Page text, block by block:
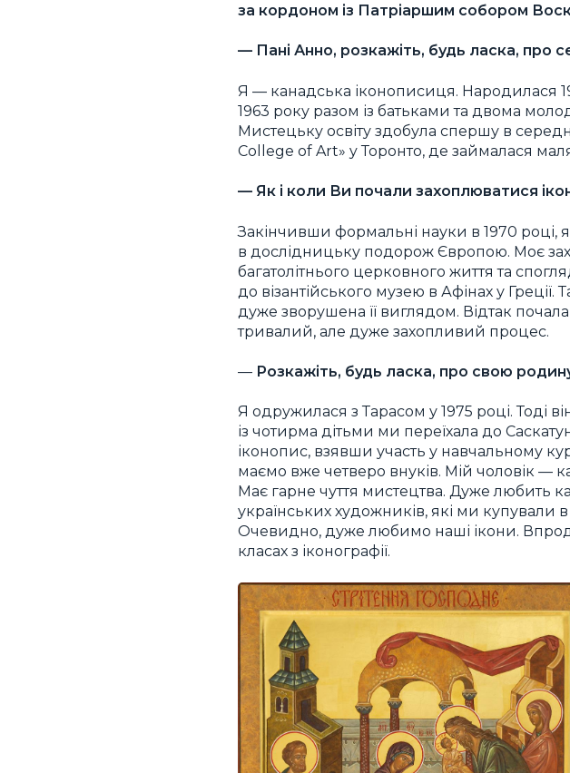
за кордоном із Патріаршим собором
— Пані Анно, розкажіть, будь ласка, про
Я — канадська іконописиця. Народилася
1963 року разом із батьками та двома
Мистецьку освіту здобула спершу в
College of Art» y Торонто, де займалася
— Як і коли Ви почали захоплюватися
Закінчивши формальні науки в 1970 році,
в дослідницьку подорож Європою. Моє
багатолітнього церковного життя та
до візантійського музею в Афінах у
дуже зворушена її виглядом. Відтак
тривалий, але дуже захопливий процес.
— Розкажіть, будь ласка, про свою
Я одружилася з Тарасом у 1975 році. Тоді
із чотирма дітьми ми переїхала до
іконопис, взявши участь у навчальному
маємо вже четверо внуків. Мій чоловік —
Має гарне чуття мистецтва. Дуже любить
українських художників, які ми
Очевидно, дуже любимо наші ікони.
класах з іконографії.